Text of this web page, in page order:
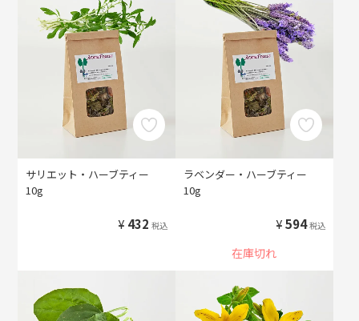
サリエット・ハーブティー
10g
¥ 432 税込
ラベンダー・ハーブティー
10g
¥594 税込
在庫切れ